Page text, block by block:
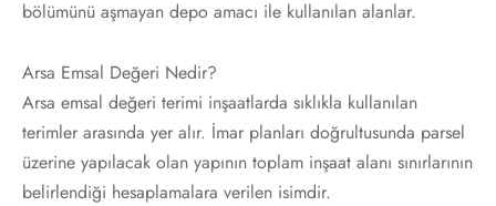
bölümünü aşmayan depo amacı ile kullanılan alanlar.
Arsa Emsal Değeri Nedir?
Arsa emsal değeri terimi inşaatlarda sıklıkla kullanılan
terimler arasında yer alır. İmar planları doğrultusunda parsel
üzerine yapılacak olan yapının toplam inşaat alanı sınırlarının
belirlendiği hesaplamalara verilen isimdir.